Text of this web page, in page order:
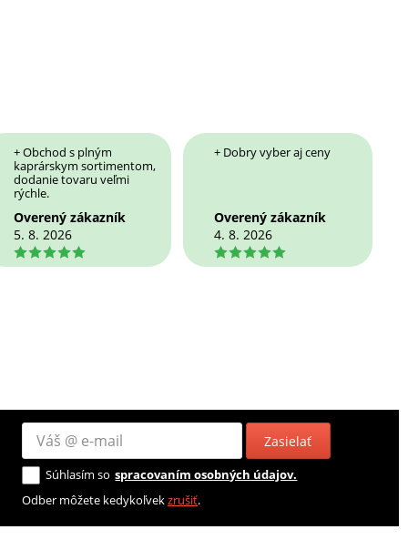
+ Obchod s plným
kaprárskym sortimentom,
dodanie tovaru veľmi
rýchle.
Overený zákazník
5. 8. 2026
5
+ Dobry vyber aj ceny
Overený zákazník
4. 8. 2026
5
Zasielať
Súhlasím so spracovaním osobných údajov.
Odber môžete kedykoľvekzrušiť.